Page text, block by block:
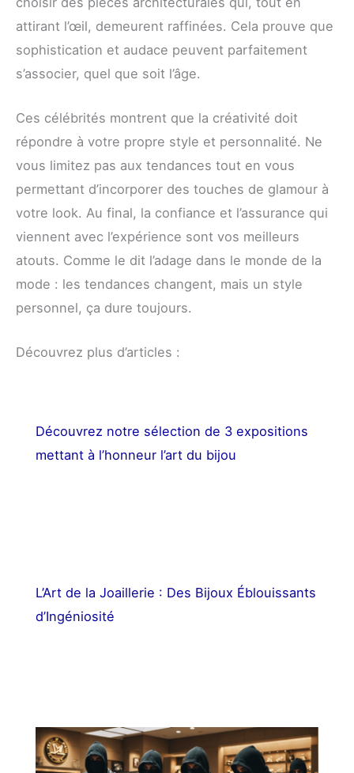
attirant l’œil, demeurent raffinées. Cela prouve que
sophistication et audace peuvent parfaitement
s’associer, quel que soit l’âge.
Ces célébrités montrent que la créativité doit
répondre à votre propre style et personnalité. Ne
vous limitez pas aux tendances tout en vous
permettant d’incorporer des touches de glamour à
votre look. Au final, la confiance et l’assurance qui
viennent avec l’expérience sont vos meilleurs
atouts. Comme le dit l’adage dans le monde de la
mode : les tendances changent, mais un style
personnel, ça dure toujours.
Découvrez plus d’articles :
Découvrez notre sélection de 3 expositions
mettant à l’honneur l’art du bijou
L’Art de la Joaillerie : Des Bijoux Éblouissants
d’Ingéniosité